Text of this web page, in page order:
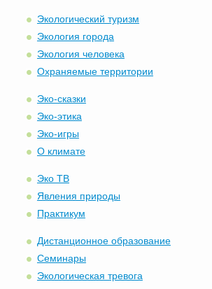
Экологический туризм
Экология города
Экология человека
Охраняемые территории
Эко-сказки
Эко-этика
Эко-игры
О климате
Эко ТВ
Явления природы
Практикум
Дистанционное образование
Семинары
Экологическая тревога